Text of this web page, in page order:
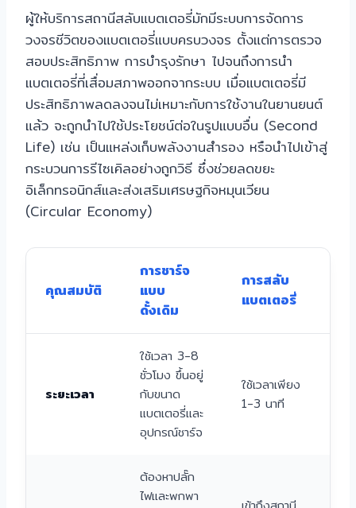
ผู้ให้บริการสถานีสลับแบตเตอรี่มักมีระบบการจัดการ
วงจรชีวิตของแบตเตอรี่แบบครบวงจร ตั้งแต่การตรวจ
สอบประสิทธิภาพ การบำรุงรักษา ไปจนถึงการนำ
แบตเตอรี่ที่เสื่อมสภาพออกจากระบบ เมื่อแบตเตอรี่มี
ประสิทธิภาพลดลงจนไม่เหมาะกับการใช้งานในยานยนต์
แล้ว จะถูกนำไปใช้ประโยชน์ต่อในรูปแบบอื่น (Second
Life) เช่น เป็นแหล่งเก็บพลังงานสำรอง หรือนำไปเข้าสู่
กระบวนการรีไซเคิลอย่างถูกวิธี ซึ่งช่วยลดขยะ
อิเล็กทรอนิกส์และส่งเสริมเศรษฐกิจหมุนเวียน
(Circular Economy)
คุณสมบัติ
การชาร์จ
แบบ
ดั้งเดิม
การสลับ
แบตเตอรี่
ระยะเวลา
ใช้เวลา 3-8
ชั่วโมง ขึ้นอยู่
กับขนาด
แบตเตอรี่และ
อุปกรณ์ชาร์จ
ใช้เวลาเพียง
1-3 นาที
ต้องหาปลั๊ก
ไฟและพกพา